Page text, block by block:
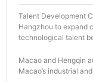
Talent Development
Hangzhou to expand
technological talent
Macao and Hengqin
Macao’s industrial